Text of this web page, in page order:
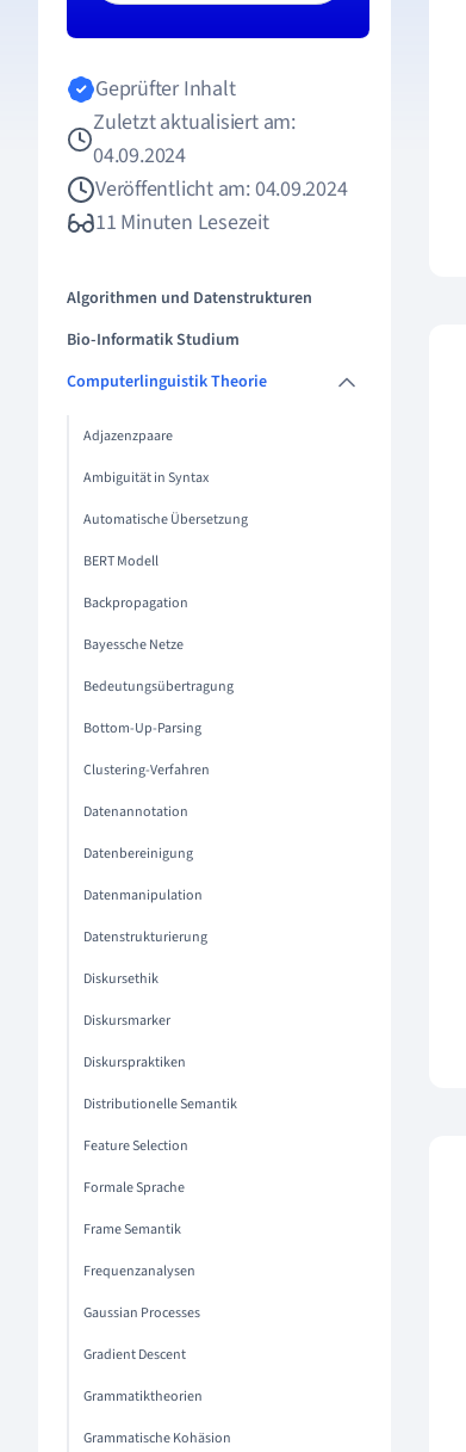
Geprüfter Inhalt
Zuletzt aktualisiert am:
04.09.2024
Veröffentlicht am: 04.09.2024
11 Minuten Lesezeit
Algorithmen und Datenstrukturen
Bio-Informatik Studium
Computerlinguistik Theorie
Adjazenzpaare
Ambiguität in Syntax
Automatische Übersetzung
BERT Modell
Backpropagation
Bayessche Netze
Bedeutungsübertragung
Bottom-Up-Parsing
Clustering-Verfahren
Datenannotation
Datenbereinigung
Datenmanipulation
Datenstrukturierung
Diskursethik
Diskursmarker
Diskurspraktiken
Distributionelle Semantik
Feature Selection
Formale Sprache
Frame Semantik
Frequenzanalysen
Gaussian Processes
Gradient Descent
Grammatiktheorien
Grammatische Kohäsion